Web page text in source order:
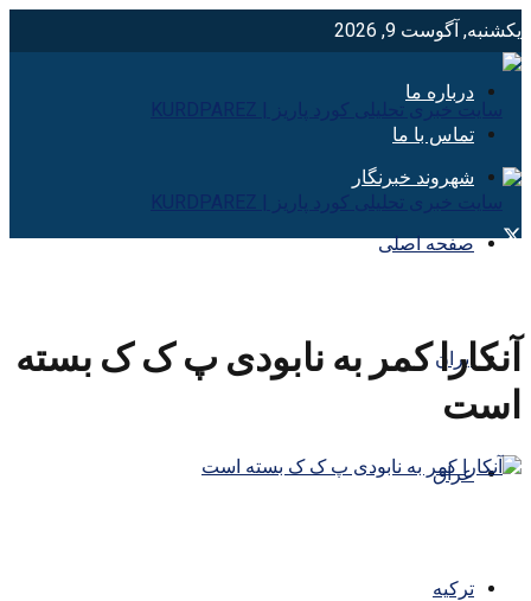
یکشنبه, آگوست 9, 2026
درباره ما
تماس با ما
شهروند خبرنگار
صفحه اصلی
ایران
عراق
ترکیه
آنکارا کمر به نابودی پ ک ک بسته
است